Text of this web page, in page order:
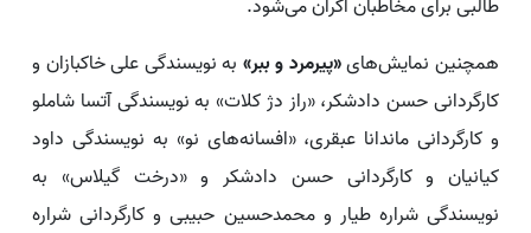
طالبی برای مخاطبان اکران می‌شود.
همچنین نمایش‌های«پیرمرد و ببر» به نویسندگی علی خاکبازان و
کارگردانی حسن دادشکر، «راز دژ کلات» به نویسندگی آتسا شاملو
و کارگردانی ماندانا عبقری، «افسانه‌های نو» به نویسندگی داود
کیانیان و کارگردانی حسن دادشکر و «درخت گیلاس» به
نویسندگی شراره طیار و محمدحسین حبیبی و کارگردانی شراره